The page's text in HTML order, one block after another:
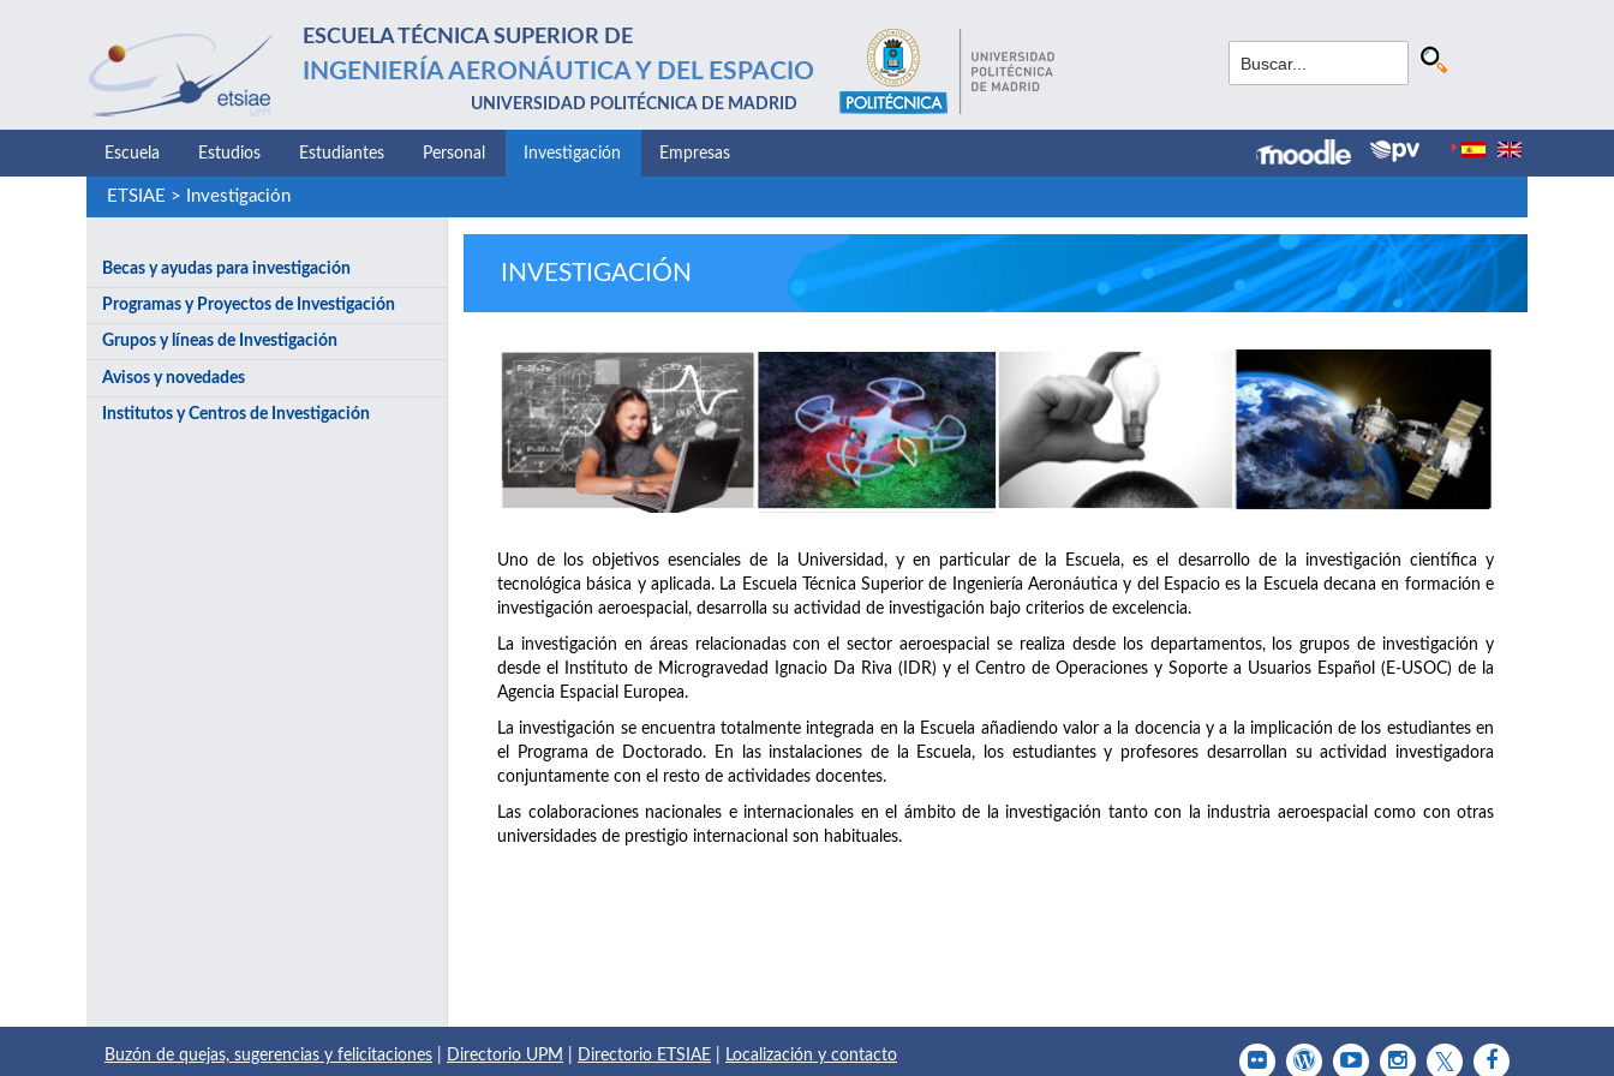
ESCUELA TÉCNICA SUPERIOR DE
INGENIERÍA AERONÁUTICA Y DEL ESPACIO
UNIVERSIDAD POLITÉCNICA DE MADRID
Escuela Estudios Estudiantes Personal Investigación Empresas
ETSIAE > Investigación
Becas y ayudas para investigación
Programas y Proyectos de Investigación
Grupos y líneas de Investigación
Avisos y novedades
Institutos y Centros de Investigación
INVESTIGACIÓN
Uno de los objetivos esenciales de la Universidad, y en particular de la Escuela, es el desarrollo de la investigación científica y
tecnológica básica y aplicada. La Escuela Técnica Superior de Ingeniería Aeronáutica y del Espacio es la Escuela decana en formación e
investigación aeroespacial, desarrolla su actividad de investigación bajo criterios de excelencia.
La investigación en áreas relacionadas con el sector aeroespacial se realiza desde los departamentos, los grupos de investigación y
desde el Instituto de Microgravedad Ignacio Da Riva (IDR) y el Centro de Operaciones y Soporte a Usuarios Español (E-USOC) de la
Agencia Espacial Europea.
La investigación se encuentra totalmente integrada en la Escuela añadiendo valor a la docencia y a la implicación de los estudiantes en
el Programa de Doctorado. En las instalaciones de la Escuela, los estudiantes y profesores desarrollan su actividad investigadora
conjuntamente con el resto de actividades docentes.
Las colaboraciones nacionales e internacionales en el ámbito de la investigación tanto con la industria aeroespacial como con otras
universidades de prestigio internacional son habituales.
Buzón de quejas, sugerencias y felicitaciones Directorio UPM Directorio ETSIAE Localización y contacto